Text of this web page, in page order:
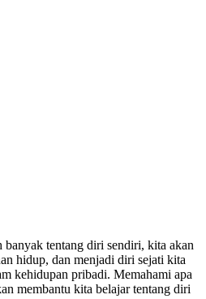
banyak tentang diri sendiri, kita akan
hidup, dan menjadi diri sejati kita
kehidupan pribadi. Memahami apa
membantu kita belajar tentang diri